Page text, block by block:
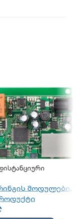
მოდულები